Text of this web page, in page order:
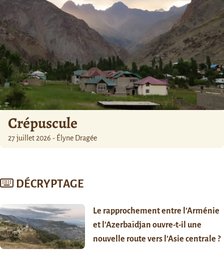
Crépuscule
27 juillet 2026 - Élyne Dragée
DÉCRYPTAGE
Le rapprochement entre l’Arménie
et l’Azerbaïdjan ouvre-t-il une
nouvelle route vers l’Asie centrale ?